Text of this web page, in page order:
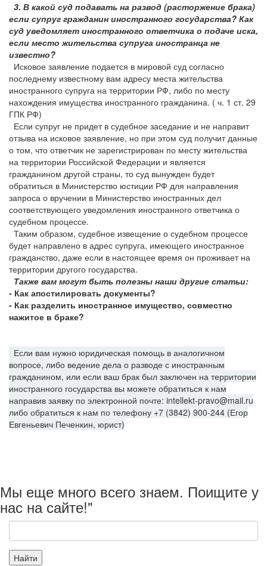
3. В какой суд подавать на развод (расторжение брака)
если супруг гражданин иностранного государства? Как
суд уведомляет иностранного ответчика о подаче иска,
если место жительства супруга иностранца не
известно?
Исковое заявление подается в мировой суд согласно
последнему известному вам адресу места жительства
иностранного супруга на территории РФ, либо по месту
нахождения имущества иностранного гражданина. ( ч. 1 ст. 29
ГПК РФ)
Если супруг не придет в судебное заседание и не направит
отзыва на исковое заявление, но при этом суд получит данные
о том, что ответчик не зарегистрирован по месту жительства
на территории Российской Федерации и является
гражданином другой страны, то суд вынужден будет
обратиться в Министерство юстиции РФ для направления
запроса о вручении в Министерство иностранных дел
соответствующего уведомления иностранного ответчика о
судебном процессе.
Таким образом, судебное извещение о судебном процессе
будет направлено в адрес супруга, имеющего иностранное
гражданство, даже если в настоящее время он проживает на
территории другого государства.
Также вам могут быть полезны наши другие статьи:
- Как апостилировать документы?
- Как разделить иностранное имущество, совместно
нажитое в браке?
Если вам нужно юридическая помощь в аналогичном
вопросе, либо ведение дела о разводе с иностранным
гражданином, или если ваш брак был заключен на территории
иностранного государства вы можете обратиться к нам
направив заявку по электронной почте: intellekt-pravo@mail.ru
либо обратиться к нам по телефону +7 (3842) 900-244 (Егор
Евгеньевич Печенкин, юрист)
Мы еще много всего знаем. Поищите у
нас на сайте!"